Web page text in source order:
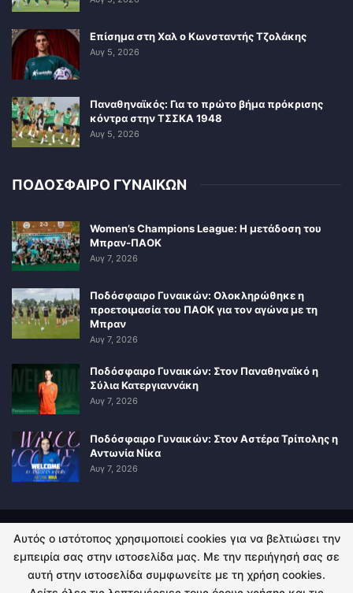
Επίσημα στη Χαλ ο Κωνσταντής Τζολάκης
Αυγ 5, 2026
Παναθηναϊκός: Για το πρώτο βήμα πρόκρισης
κόντρα στην ΤΣΣΚΑ 1948
Αυγ 5, 2026
ΠΟΔΟΣΦΑΙΡΟ ΓΥΝΑΙΚΩΝ
Women’s Champions League: Η μετάδοση του
Μπραν-ΠΑΟΚ
Αυγ 7, 2026
Ποδόσφαιρο Γυναικών: Ολοκληρώθηκε η
προετοιμασία του ΠΑΟΚ για τον αγώνα με τη
Μπραν
Αυγ 7, 2026
Ποδόσφαιρο Γυναικών: Στον Παναθηναϊκό η
Σύλια Κατεργιαννάκη
Αυγ 7, 2026
Ποδόσφαιρο Γυναικών: Στον Αστέρα Τρίπολης η
Αντωνία Νίκα
Αυγ 7, 2026
ΠΟΛΙΤΙΚΗ ΑΠΟΡΡΗΤΟΥ ΕΠΙΚΟΙΝΩΝΙΑ
© 2026 - Kingsport.gr. All Rights Reserved.
Αυτός ο ιστότοπος χρησιμοποιεί cookies για να βελτιώσει την
εμπειρία σας στην ιστοσελίδα μας. Με την περιήγησή σας σε
αυτή στην ιστοσελίδα συμφωνείτε με τη χρήση cookies.